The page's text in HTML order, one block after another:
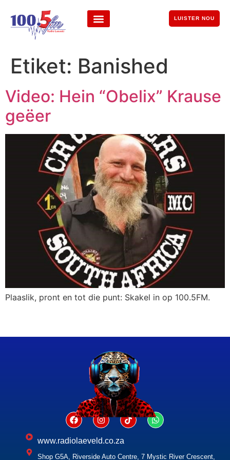
LUISTER NOU
Etiket: Banished
Video: Hein “Obelix” Krause
geëer
Plaaslik, pront en tot die punt: Skakel in op 100.5FM.
www.radiolaeveld.co.za
Shop G5A, Riverside Auto Centre, 7 Mystic River Crescent,